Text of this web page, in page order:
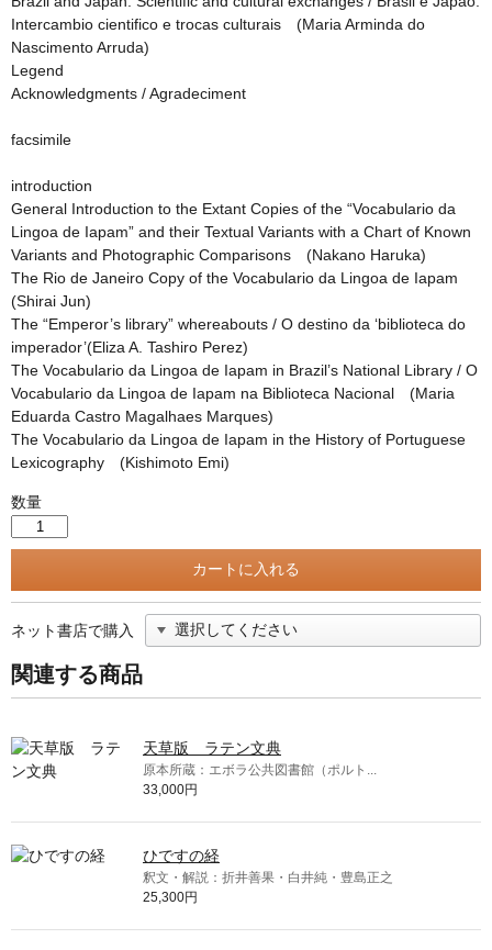
Intercambio cientifico e trocas culturais (Maria Arminda do
Nascimento Arruda)
Legend
Acknowledgments / Agradeciment
facsimile
introduction
General Introduction to the Extant Copies of the “Vocabulario da
Lingoa de Iapam” and their Textual Variants with a Chart of Known
Variants and Photographic Comparisons (Nakano Haruka)
The Rio de Janeiro Copy of the Vocabulario da Lingoa de Iapam
(Shirai Jun)
The “Emperor’s library” whereabouts / O destino da ‘biblioteca do
imperador’(Eliza A. Tashiro Perez)
The Vocabulario da Lingoa de Iapam in Brazil’s National Library / O
Vocabulario da Lingoa de Iapam na Biblioteca Nacional (Maria
Eduarda Castro Magalhaes Marques)
The Vocabulario da Lingoa de Iapam in the History of Portuguese
Lexicography (Kishimoto Emi)
数量
ネット書店で購入
関連する商品
天草版 ラテン文典
原本所蔵：エボラ公共図書館（ポルト...
33,000円
ひですの経
釈文・解説：折井善果・白井純・豊島正之
25,300円